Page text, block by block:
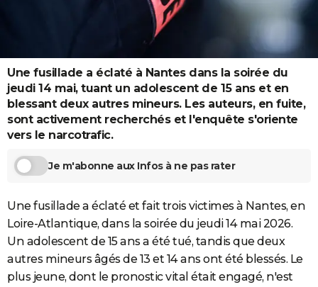
BONS PLANS
CARTE DE VOEUX
Carte de Noël
Carte Bonne année
Carte Saint-Valentin
Carte Pâques
Carte d'anniversaire
DICTIONNAIRE
Dictionnaire
Biographies
Citations
Expressions
Proverbes
PROGRAMME TV
AVIS DE DÉCÈS
FORUM
Bricolage
Lifestyle
Culture
Sport
Auto
Television
Voyage
Cinema
Une fusillade a éclaté à Nantes dans la soirée du
jeudi 14 mai, tuant un adolescent de 15 ans et en
blessant deux autres mineurs. Les auteurs, en fuite,
sont activement recherchés et l'enquête s'oriente
vers le narcotrafic.
Je m'abonne aux Infos à ne pas rater
Une fusillade a éclaté et fait trois victimes à Nantes, en
Loire-Atlantique, dans la soirée du jeudi 14 mai 2026.
Un adolescent de 15 ans a été tué, tandis que deux
autres mineurs âgés de 13 et 14 ans ont été blessés. Le
plus jeune, dont le pronostic vital était engagé, n'est